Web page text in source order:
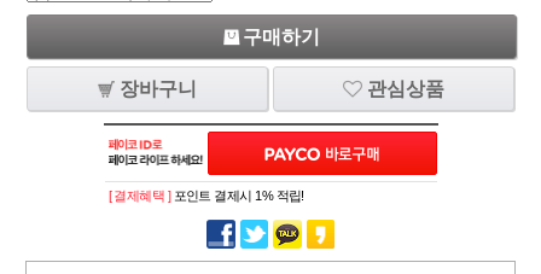
구매하기
장바구니 관심상품
[ 결제혜택 ] 포인트 결제시 1% 적립!